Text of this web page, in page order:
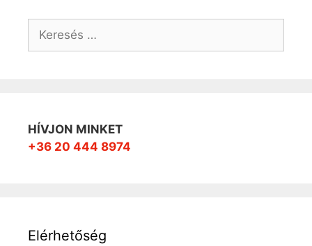
Keresés:
HÍVJON MINKET
+36 20 444 8974
Elérhetőség